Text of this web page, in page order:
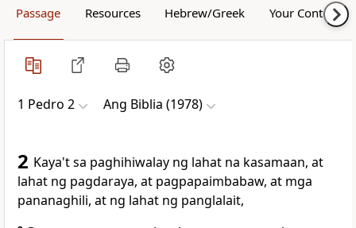
Passage Resources Hebrew/Greek Your Content
1 Pedro 2 Ang Biblia (1978)
2 Kaya't sa paghihiwalay ng lahat na kasamaan, at
lahat ng pagdaraya, at pagpapaimbabaw, at mga
pananaghili, at ng lahat ng panglalait,